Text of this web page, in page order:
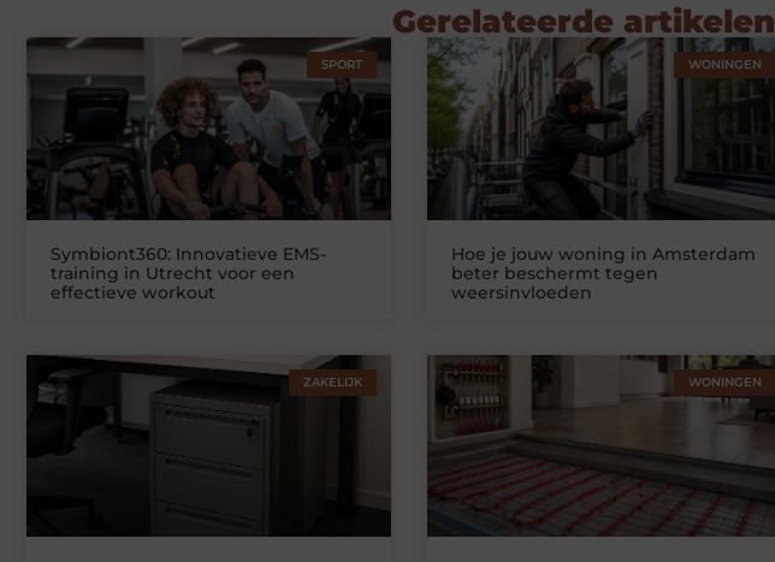
Gerelateerde artikelen
SPORT
Symbiont360: Innovatieve EMS-
training in Utrecht voor een
effectieve workout
WONINGEN
Hoe je jouw woning in Amsterdam
beter beschermt tegen
weersinvloeden
ZAKELIJK WONINGEN